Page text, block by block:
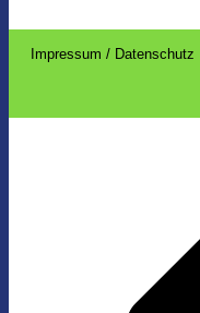
Impressum / Datenschutz